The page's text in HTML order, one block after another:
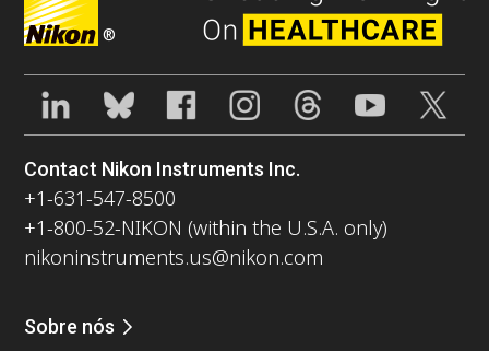
®
Contact Nikon Instruments Inc.
+1-631-547-8500
+1-800-52-NIKON (within the U.S.A. only)
nikoninstruments.us@nikon.com
Sobre nós